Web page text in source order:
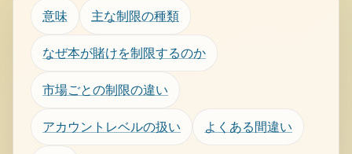
意味 主な制限の種類
なぜ本が賭けを制限するのか
市場ごとの制限の違い
アカウントレベルの扱い よくある間違い